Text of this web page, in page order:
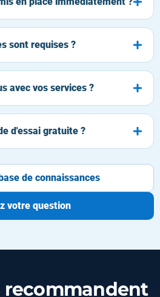
sont requises ?
avec vos services ?
d'essai gratuite ?
de connaissances
votre question
recommandent